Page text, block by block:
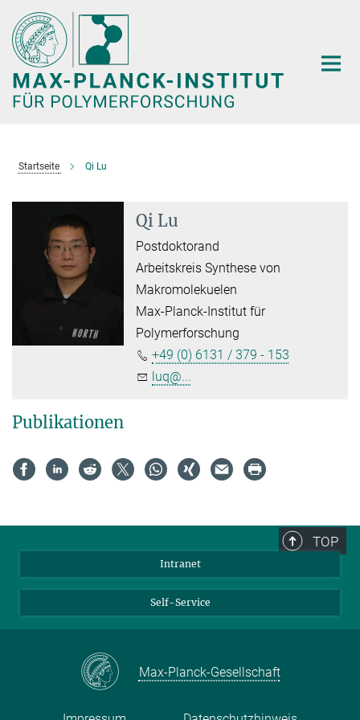
Hauptinhalt
Startseite Qi Lu
Qi Lu
Postdoktorand
Arbeitskreis Synthese von
Makromolekuelen
Max-Planck-Institut für
Polymerforschung
+49 (0) 6131 / 379 - 153
luq@...
Publikationen
TOP
Intranet
Self-Service
Max-Planck-Gesellschaft